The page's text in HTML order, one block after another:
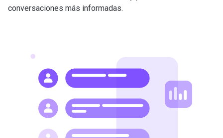
conversaciones más informadas.